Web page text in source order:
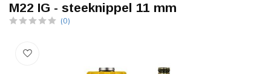
M22 IG - steeknippel 11 mm
(0)